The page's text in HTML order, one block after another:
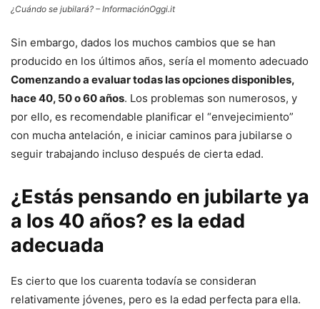
¿Cuándo se jubilará? – InformaciónOggi.it
Sin embargo, dados los muchos cambios que se han
producido en los últimos años, sería el momento adecuado
Comenzando a evaluar todas las opciones disponibles,
hace 40, 50 o 60 años. Los problemas son numerosos, y
por ello, es recomendable planificar el “envejecimiento”
con mucha antelación, e iniciar caminos para jubilarse o
seguir trabajando incluso después de cierta edad.
¿Estás pensando en jubilarte ya
a los 40 años? es la edad
adecuada
Es cierto que los cuarenta todavía se consideran
relativamente jóvenes, pero es la edad perfecta para ella.